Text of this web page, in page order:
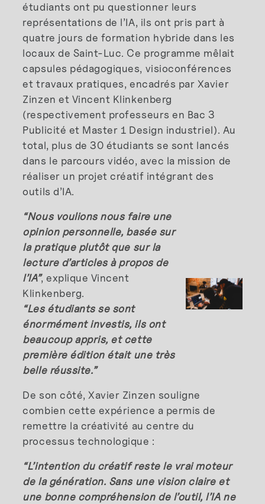
étudiants ont pu questionner leurs
représentations de l’IA, ils ont pris part à
quatre jours de formation hybride dans les
locaux de Saint-Luc. Ce programme mêlait
capsules pédagogiques, visioconférences
et travaux pratiques, encadrés par Xavier
Zinzen et Vincent Klinkenberg
(respectivement professeurs en Bac 3
Publicité et Master 1 Design industriel). Au
total, plus de 30 étudiants se sont lancés
dans le parcours vidéo, avec la mission de
réaliser un projet créatif intégrant des
outils d’IA.
“Nous voulions nous faire une
opinion personnelle, basée sur
la pratique plutôt que sur la
lecture d’articles à propos de
l’IA”, explique Vincent
Klinkenberg.
“Les étudiants se sont
énormément investis, ils ont
beaucoup appris, et cette
première édition était une très
belle réussite.”
De son côté, Xavier Zinzen souligne
combien cette expérience a permis de
remettre la créativité au centre du
processus technologique :
“L’intention du créatif reste le vrai moteur
de la génération. Sans une vision claire et
une bonne compréhension de l’outil, l’IA ne